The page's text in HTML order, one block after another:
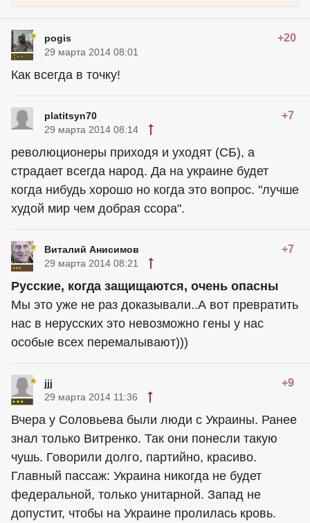
pogis +20
29 марта 2014 08:01
Как всегда в точку!
platitsyn70 +7
29 марта 2014 08:14
революционеры приходя и уходят (СБ), а
страдает всегда народ. Да на украине будет
когда нибудь хорошо но когда это вопрос. "лучше
худой мир чем добрая ссора".
Виталий Анисимов +7
29 марта 2014 08:21
Русские, когда защищаются, очень опасны
Мы это уже не раз доказывали..А вот превратить
нас в нерусских это невозможно гены у нас
особые всех перемалывают)))
jjj +9
29 марта 2014 11:36
Вчера у Соловьева были люди с Украины. Ранее
знал только Витренко. Так они понесли такую
чушь. Говорили долго, партийно, красиво.
Главный пассаж: Украина никогда не будет
федеральной, только унитарной. Запад не
допустит, чтобы на Украине пролилась кровь.